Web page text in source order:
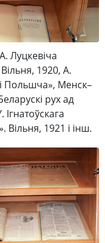
Луцкевіча
1920, А.
Польшча», Менск–
рух ад
Вільня, 1921 і інш.